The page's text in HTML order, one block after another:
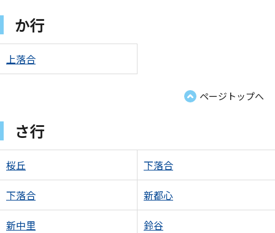
か行
上落合
ページトップへ
さ行
桜丘 下落合
下落合 新都心
新中里 鈴谷